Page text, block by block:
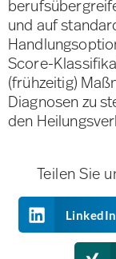
und auf
Score-
(frühzeitig)
Diagnosen zu
den
Teilen Sie
LinkedIn